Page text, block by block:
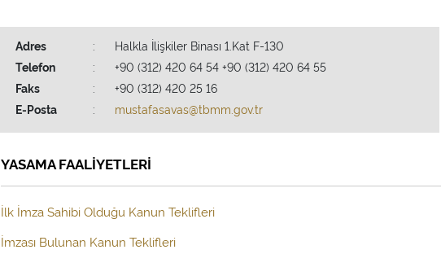
Adres :
Halkla İlişkiler Binası 1.Kat F-130
Telefon
:
+90 (312) 420 64 54 +90 (312) 420 64 55
Faks
:
+90 (312) 420 25 16
E-Posta
: mustafasavas@tbmm.gov.tr
YASAMA FAALİYETLERİ
İlk İmza Sahibi Olduğu Kanun Teklifleri
İmzası Bulunan Kanun Teklifleri